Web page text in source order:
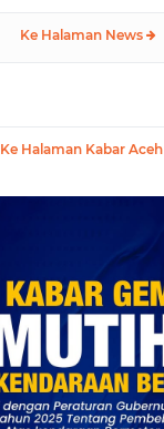
Ke Halaman News
Ke Halaman Kabar Aceh